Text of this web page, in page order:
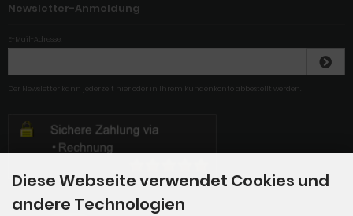
Newsletter-Anmeldung
E-Mail-Adresse:
Der Newsletter kann jederzeit hier oder in Ihrem Kundenkonto abbestellt werden.
Diese Webseite verwendet Cookies und
andere Technologien